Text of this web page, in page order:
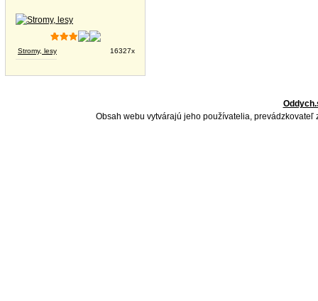
Stromy, lesy 16327x
Obsah webu vytvárajú jeho používatelia,